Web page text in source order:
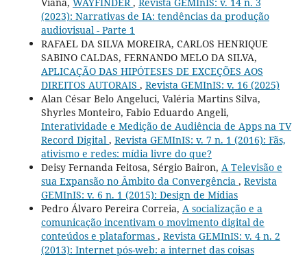
(2023): Narrativas de IA: tendências da produção
audiovisual - Parte 1
RAFAEL DA SILVA MOREIRA, CARLOS HENRIQUE
SABINO CALDAS, FERNANDO MELO DA SILVA,
APLICAÇÃO DAS HIPÓTESES DE EXCEÇÕES AOS
DIREITOS AUTORAIS , Revista GEMInIS: v. 16 (2025)
Alan César Belo Angeluci, Valéria Martins Silva,
Shyrles Monteiro, Fabio Eduardo Angeli,
Interatividade e Medição de Audiência de Apps na TV
Record Digital , Revista GEMInIS: v. 7 n. 1 (2016): Fãs,
ativismo e redes: mídia livre do que?
Deisy Fernanda Feitosa, Sérgio Bairon, A Televisão e
sua Expansão no Âmbito da Convergência , Revista
GEMInIS: v. 6 n. 1 (2015): Design de Mídias
Pedro Álvaro Pereira Correia, A socialização e a
comunicação incentivam o movimento digital de
conteúdos e plataformas , Revista GEMInIS: v. 4 n. 2
(2013): Internet pós-web: a internet das coisas